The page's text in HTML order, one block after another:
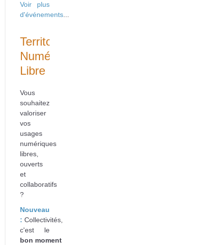
Voir plus
d'événements
Territoire
Numérique
Libre
Vous
souhaitez
valoriser
vos
usages
numériques
libres,
ouverts
et
collaboratifs
?
Nouveau
: Collectivités,
c'est le
bon moment